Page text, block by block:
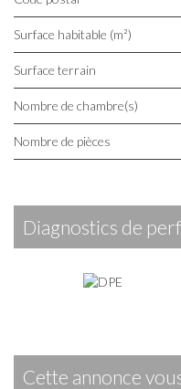
Surface habitable (m²)
surface terrain
Nombre de chambre(s)
Nombre de pièces
diagnostics de
cette annonce